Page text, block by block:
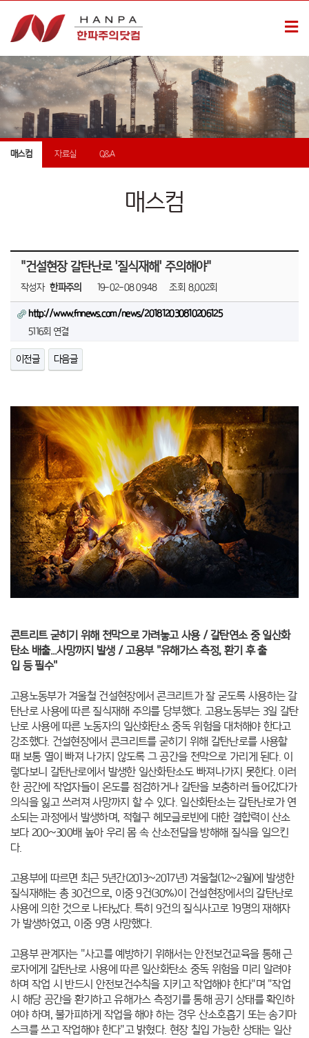
매스컴 자료실 Q&A
매스컴
"건설현장 갈탄난로 '질식재해' 주의해야"
작성자 한파주의 19-02-08 09:48 조회 8,002회
http://www.fnnews.com/news/201812030810206125
5116회 연결
이전글 다음글
콘트리트 굳히기 위해 천막으로 가려놓고 사용 / 갈탄연소 중 일산화
탄소 배출...사망까지 발생 /고용부 "유해가스 측정, 환기 후 출
입 등 필수"
고용노동부가 겨울철 건설현장에서 콘크리트가 잘 굳도록 사용하는 갈
탄난로 사용에 따른 질식재해 주의를 당부했다. 고용노동부는 3일 갈탄
난로 사용에 따른 노동자의 일산화탄소 중독 위험을 대처해야 한다고
강조했다. 건설현장에서 콘크리트를 굳히기 위해 갈탄난로를 사용할
때 보통 열이 빠져 나가지 않도록 그 공간을 천막으로 가리게 된다. 이
렇다보니 갈탄난로에서 발생한 일산화탄소도 빠져나가지 못한다. 이러
한 공간에 작업자들이 온도를 점검하거나 갈탄을 보충하러 들어갔다가
의식을 잃고 쓰러져 사망까지 할 수 있다. 일산화탄소는 갈탄난로가 연
소되는 과정에서 발생하며, 적혈구 헤모글로빈에 대한 결합력이 산소
보다 200~300배 높아 우리 몸 속 산소전달을 방해해 질식을 일으킨
다.
고용부에 따르면 최근 5년간(2013~2017년) 겨울철(12~2월)에 발생한
질식재해는 총 30건으로, 이중 9건(30%)이 건설현장에서의 갈탄난로
사용에 의한 것으로 나타났다. 특히 9건의 질식사고로 19명의 재해자
가 발생하였고, 이중 9명 사망했다.
고용부 관계자는 "사고를 예방하기 위해서는 안전보건교육을 통해 근
로자에게 갈탄난로 사용에 따른 일산화탄소 중독 위험을 미리 알려야
하며 작업 시 반드시 안전보건수칙을 지키고 작업해야 한다"며 "작업
시 해당 공간을 환기하고 유해가스 측정기를 통해 공기 상태를 확인하
여야 하며, 불가피하게 작업을 해야 하는 경우 산소호흡기 또는 송기마
스크를 쓰고 작업해야 한다"고 밝혔다. 현장 칠입 가능한 상태는 일산